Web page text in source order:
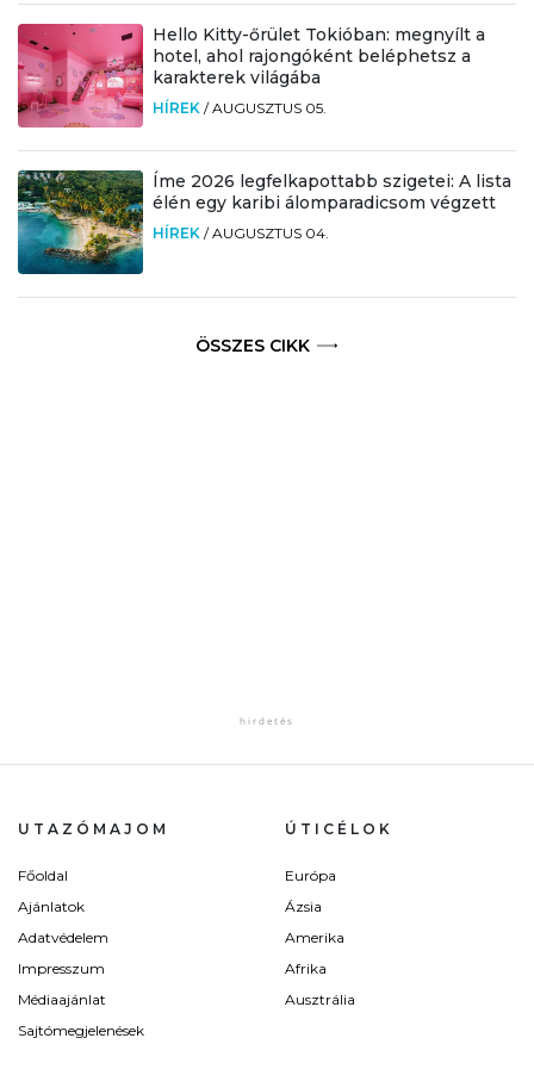
Hello Kitty-őrület Tokióban: megnyílt a
hotel, ahol rajongóként beléphetsz a
karakterek világába
HÍREK /AUGUSZTUS 05.
Íme 2026 legfelkapottabb szigetei: A lista
élén egy karibi álomparadicsom végzett
HÍREK /AUGUSZTUS 04.
ÖSSZES CIKK
UTAZÓMAJOM
Főoldal
Ajánlatok
Adatvédelem
Impresszum
Médiaajánlat
Sajtómegjelenések
ÚTICÉLOK
Európa
Ázsia
Amerika
Afrika
Ausztrália